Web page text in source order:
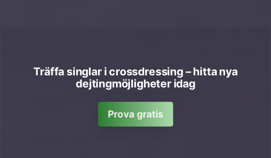
Träffa singlar i crossdressing – hitta nya
dejtingmöjligheter idag
Prova gratis